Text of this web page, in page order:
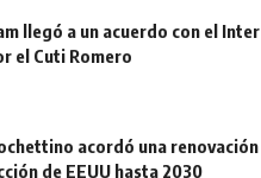
llegó a un acuerdo con el Inter
el Cuti Romero
acordó una renovación
de EEUU hasta 2030